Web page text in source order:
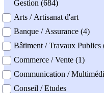
Gestion (684)
Arts / Artisanat d'art
Banque / Assurance (4)
Bâtiment / Travaux Publics
Commerce / Vente (1)
Communication /
Conseil / Etudes